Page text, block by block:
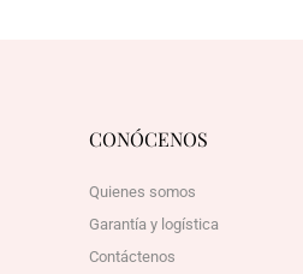
CONÓCENOS
Quienes somos
Garantía y logística
Contáctenos